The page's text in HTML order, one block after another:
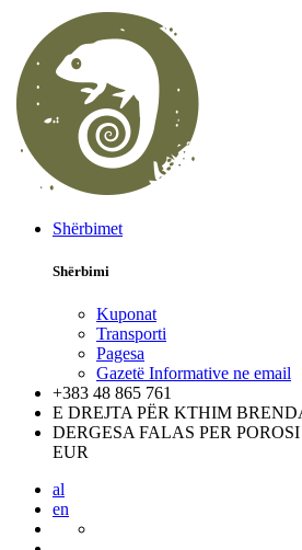
Shërbimet
Shërbimi
Kuponat
Transporti
Pagesa
Gazetë Informative ne email
+383 48 865 761
E DREJTA PËR KTHIM
DERGESA FALAS PER
EUR
al
en